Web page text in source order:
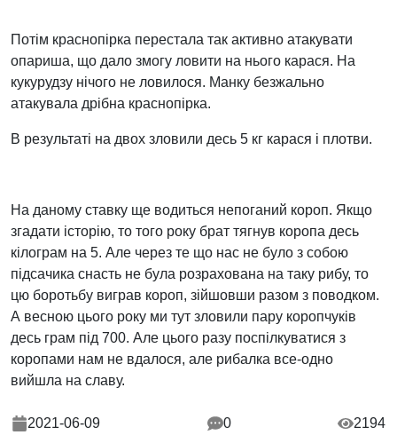
Потім краснопірка перестала так активно атакувати
опариша, що дало змогу ловити на нього карася. На
кукурудзу нічого не ловилося. Манку безжально
атакувала дрібна краснопірка.
В результаті на двох зловили десь 5 кг карася і плотви.
На даному ставку ще водиться непоганий короп. Якщо
згадати історію, то того року брат тягнув коропа десь
кілограм на 5. Але через те що нас не було з собою
підсачика снасть не була розрахована на таку рибу, то
цю боротьбу виграв короп, зійшовши разом з поводком.
А весною цього року ми тут зловили пару коропчуків
десь грам під 700. Але цього разу поспілкуватися з
коропами нам не вдалося, але рибалка все-одно
вийшла на славу.
2021-06-09 0 2194